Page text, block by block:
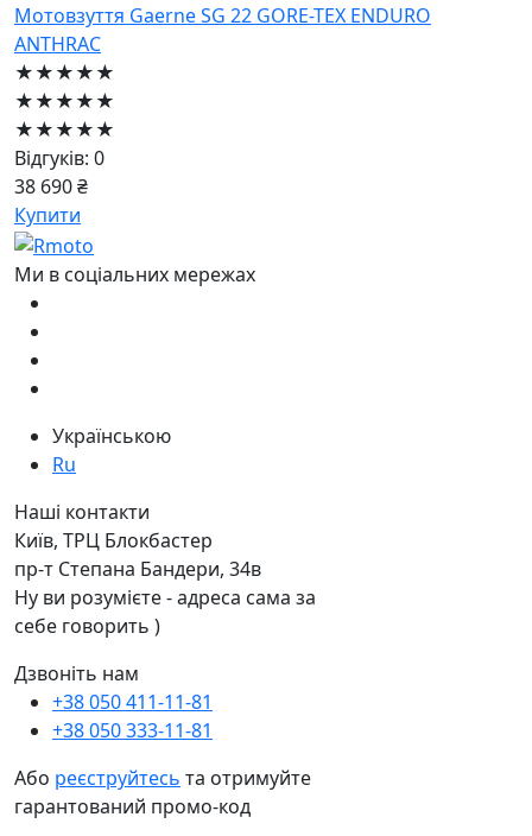
Мотовзуття Gaerne SG 22 GORE-TEX ENDURO
ANTHRAC
★★★★★
★★★★★
★★★★★
Відгуків: 0
38 690 ₴
Купити
Ми в соціальних мережах
Українською
Ru
Наші контакти
Київ, ТРЦ Блокбастер
пр-т Степана Бандери, 34в
Ну ви розумієте - адреса сама за
себе говорить )
Дзвоніть нам
+38 050 411-11-81
+38 050 333-11-81
Або реєструйтесь та отримуйте
гарантований промо-код